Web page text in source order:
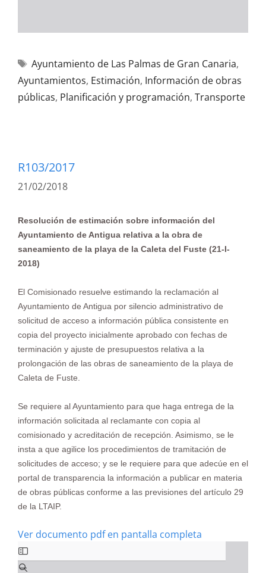
Ayuntamiento de Las Palmas de Gran Canaria,
Ayuntamientos, Estimación, Información de obras
públicas, Planificación y programación, Transporte
R103/2017
21/02/2018
Resolución de estimación sobre información del
Ayuntamiento de Antigua relativa a la obra de
saneamiento de la playa de la Caleta del Fuste (21-I-
2018)
El Comisionado resuelve estimando la reclamación al
Ayuntamiento de Antigua por silencio administrativo de
solicitud de acceso a información pública consistente en
copia del proyecto inicialmente aprobado con fechas de
terminación y ajuste de presupuestos relativa a la
prolongación de las obras de saneamiento de la playa de
Caleta de Fuste.
Se requiere al Ayuntamiento para que haga entrega de la
información solicitada al reclamante con copia al
comisionado y acreditación de recepción. Asimismo, se le
insta a que agilice los procedimientos de tramitación de
solicitudes de acceso; y se le requiere para que adecúe en el
portal de transparencia la información a publicar en materia
de obras públicas conforme a las previsiones del artículo 29
de la LTAIP.
Ver documento pdf en pantalla completa